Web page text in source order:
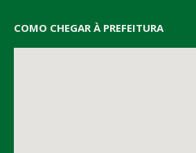
COMO CHEGAR À PREFEITURA